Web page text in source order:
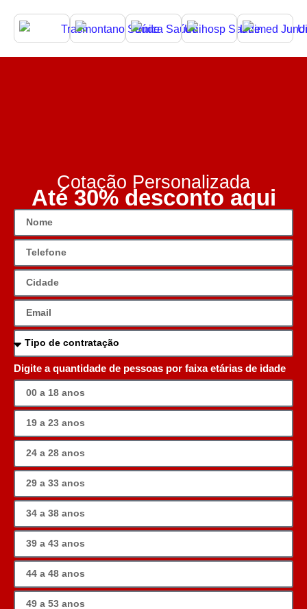
Cotação Personalizada
Até 30% desconto aqui
Digite a quantidade de pessoas por faixa etárias de idade